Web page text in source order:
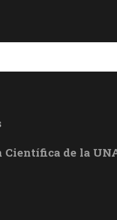
Científica de la